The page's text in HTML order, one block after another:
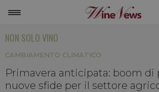
MONDO
NON SOLO VINO
NON SOLO VINO
CAMBIAMENTO CLIMATICO
Primavera anticipata: boom di
nuove sfide per il settore